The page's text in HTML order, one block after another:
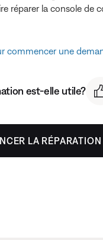
réparer la console de
commencer une
est-elle utile?
LA